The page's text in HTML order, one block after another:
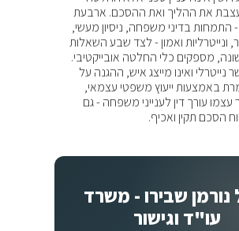
את ההליך ואת ההסכם. ארבעת
- התמחות בדיני משפחה, ניסיון מעשי,
ונייטרליות ואמון - לצד שבע השאלות
מספקים כלי החלטה אובייקטיבי.
ואינו מייצג איש, ההגנה על
באמצעות ייעוץ משפטי עצמאי,
עורך דין לענייני משפחה - גם
הסכם תקין ואכיף.
נורמן שבירו - משרד
עו"ד וגישור